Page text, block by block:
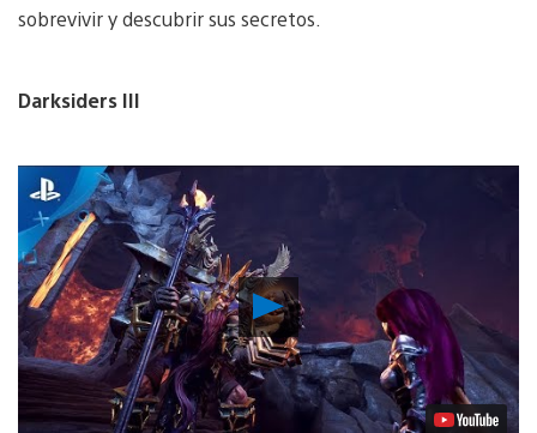
sobrevivir y descubrir sus secretos.
Darksiders III
Reproducir
vídeo